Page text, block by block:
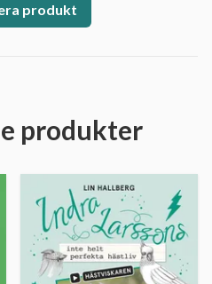
produkt
produkter